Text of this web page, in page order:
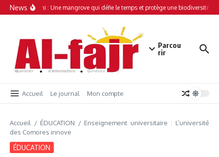
Aller au contenu
News
Simamboini : Une mangrove qui défie le temps et protège une biodiversité
Parcou
rir
Accueil Le journal Mon compte
Accueil / ÉDUCATION / Enseignement universitaire : L’université
des Comores innove
ÉDUCATION